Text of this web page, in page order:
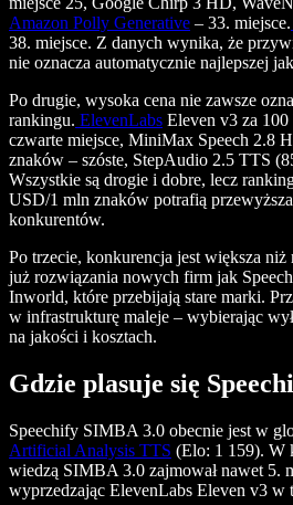
Amazon Polly Generative – 33. miejsce.
38. miejsce. Z danych wynika, że
nie oznacza automatycznie najlepszej
Po drugie, wysoka cena nie zawsze
rankingu. ElevenLabs Eleven v3 za
czwarte miejsce, MiniMax Speech 2.8
znaków – szóste, StepAudio 2.5 TTS
Wszystkie są drogie i dobre, lecz
USD/1 mln znaków potrafią
konkurentów.
Po trzecie, konkurencja jest większa niż
już rozwiązania nowych firm jak
Inworld, które przebijają stare marki.
w infrastrukturę maleje – wybierając
na jakości i kosztach.
Gdzie plasuje się
Speechify SIMBA 3.0 obecnie jest w
Artificial Analysis TTS (Elo: 1 159). W
wiedzą SIMBA 3.0 zajmował nawet 5.
wyprzedzając ElevenLabs Eleven v3 w